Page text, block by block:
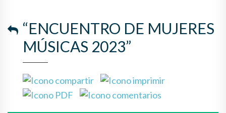
“ENCUENTRO DE MUJERES
MÚSICAS 2023”